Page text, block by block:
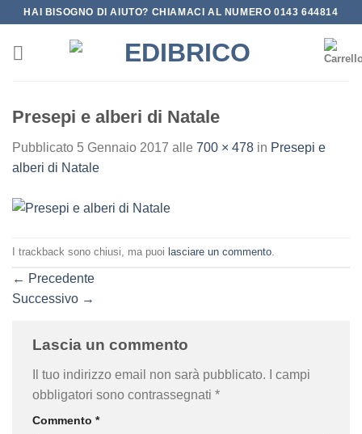
Salta
contenuti
HAI BISOGNO DI AIUTO? CHIAMACI AL NUMERO 0143 644814
Presepi e alberi di Natale
Pubblicato 5 Gennaio 2017 alle 700 × 478 in Presepi e
alberi di Natale
I trackback sono chiusi, ma puoi lasciare un commento
← Precedente
Successivo →
Lascia un commento
Il tuo indirizzo email non sarà pubblicato.
I campi
obbligatori sono contrassegnati *
Commento *